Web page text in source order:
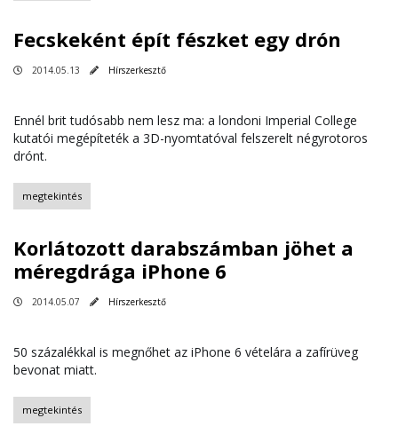
Fecskeként épít fészket egy drón
2014.05.13 Hírszerkesztő
Ennél brit tudósabb nem lesz ma: a londoni Imperial College
kutatói megépíteték a 3D-nyomtatóval felszerelt négyrotoros
drónt.
megtekintés
Korlátozott darabszámban jöhet a
méregdrága iPhone 6
2014.05.07 Hírszerkesztő
50 százalékkal is megnőhet az iPhone 6 vételára a zafírüveg
bevonat miatt.
megtekintés